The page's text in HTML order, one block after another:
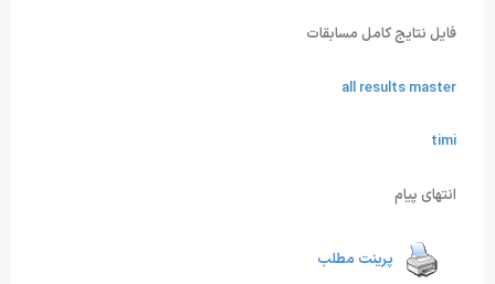
فایل نتایج کامل مسابقات
all results master
timi
انتهای پیام
پرینت مطلب